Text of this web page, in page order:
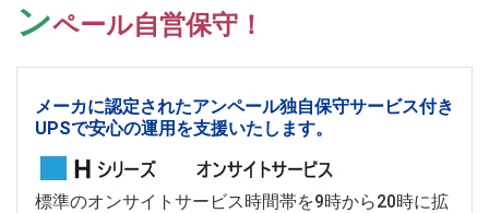
ンペール自営保守！
メーカに認定されたアンペール独自保守サービス付き
UPSで安心の運用を支援いたします。
標準のオンサイトサービス時間帯を9時から20時に拡